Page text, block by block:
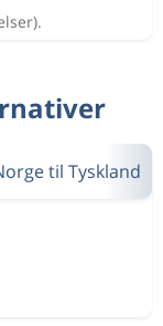
til Tyskland